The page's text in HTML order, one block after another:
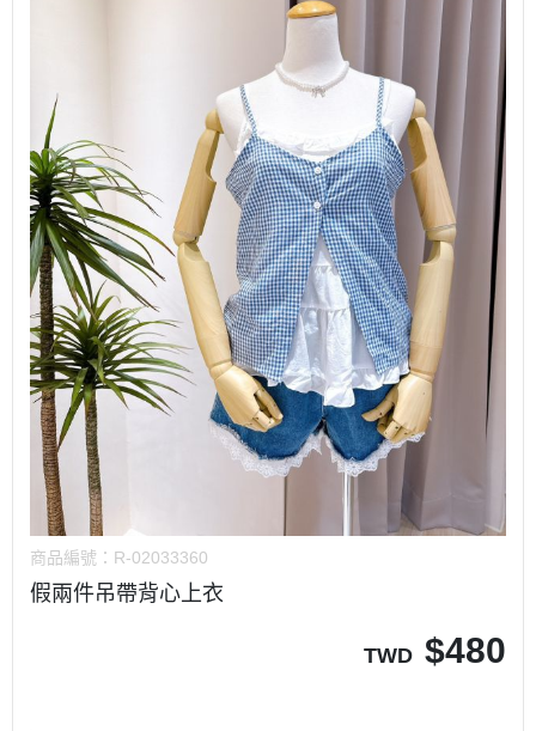
商品編號： R-02033360
假兩件吊帶背心上衣
TWD $480